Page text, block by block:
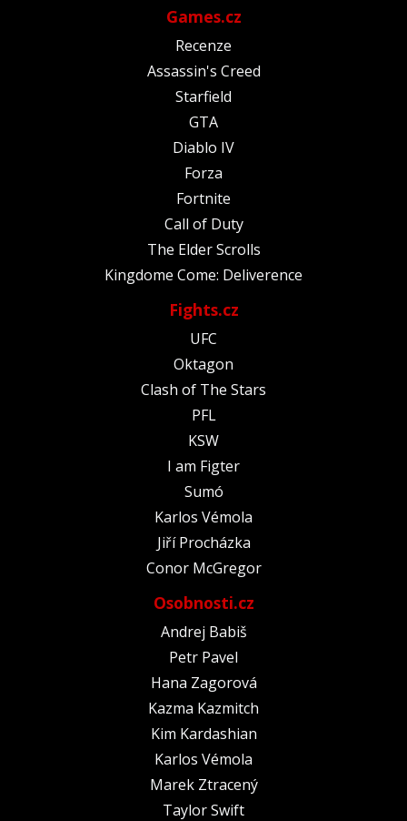
Games.cz
Recenze
Assassin's Creed
Starfield
GTA
Diablo IV
Forza
Fortnite
Call of Duty
The Elder Scrolls
Kingdome Come: Deliverence
Fights.cz
UFC
Oktagon
Clash of The Stars
PFL
KSW
I am Figter
Sumó
Karlos Vémola
Jiří Procházka
Conor McGregor
Osobnosti.cz
Andrej Babiš
Petr Pavel
Hana Zagorová
Kazma Kazmitch
Kim Kardashian
Karlos Vémola
Marek Ztracený
Taylor Swift